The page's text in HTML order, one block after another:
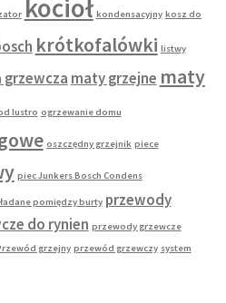
kocioł kondensacyjny kosz do
krótkofalówki listwy
grzewcza maty grzejne maty
lustro ogrzewanie domu
oszczędny grzejnik piece
piec Junkers Bosch Condens
pomiędzy burty przewody
do rynien przewody grzewcze
grzejny przewód grzewczy system